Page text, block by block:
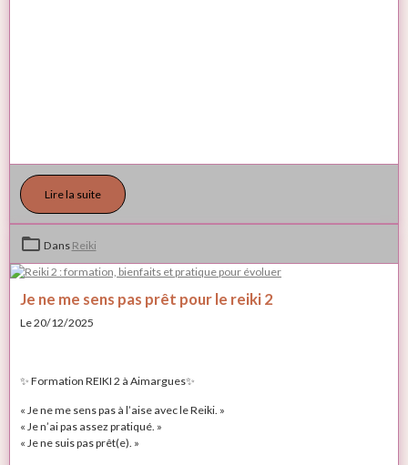
Lire la suite
Dans Reiki
Je ne me sens pas prêt pour le reiki 2
Le 20/12/2025
✨ Formation REIKI 2 à Aimargues✨
« Je ne me sens pas à l’aise avec le Reiki. »
« Je n’ai pas assez pratiqué. »
« Je ne suis pas prêt(e). »